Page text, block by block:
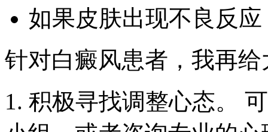
如果皮肤出现不良反
针对白癜风患者，我再
1. 积极寻找调整心态。